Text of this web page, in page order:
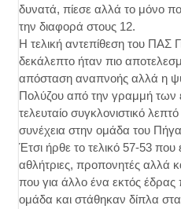
δυνατά, πίεσε αλλά το μόνο
την διαφορά στους 12.
Η τελική αντεπίθεση του ΠΑΣ
δεκάλεπτο ήταν πιο
απόσταση αναπνοής αλλά η
Πολύζου από την γραμμή
τελευταίο συγκλονιστικό λεπτό
συνέχεια στην ομάδα του
Έτσι ήρθε το τελικό 57-53 που
αθλήτριες, προπονητές αλλά
που για άλλο ένα εκτός έδρας
ομάδα και στάθηκαν δίπλα στα